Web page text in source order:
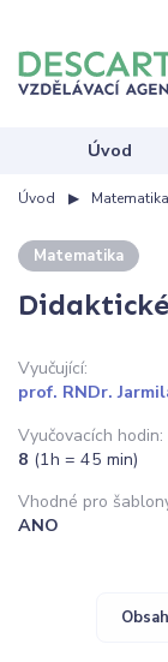
Úvod
Úvod Matematika
Matematika
Vyučující:
prof. RNDr.
Vyučovacích hodin:
8 (1h = 45 min)
Vhodné pro
ANO